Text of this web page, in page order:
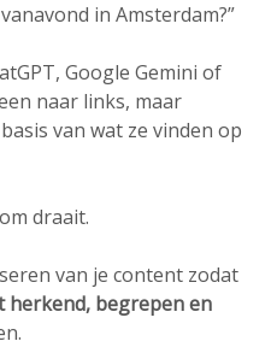
in Amsterdam?”
Google Gemini of
naar links, maar
van wat ze vinden op
om draait.
van je content zodat
herkend, begrepen en